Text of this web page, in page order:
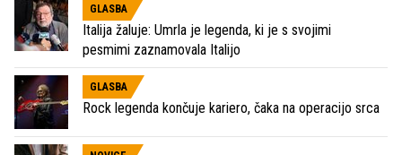
GLASBA
Italija žaluje: Umrla je legenda, ki je s svojimi
pesmimi zaznamovala Italijo
GLASBA
Rock legenda končuje kariero, čaka na operacijo srca